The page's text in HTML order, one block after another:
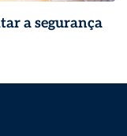
a segurança